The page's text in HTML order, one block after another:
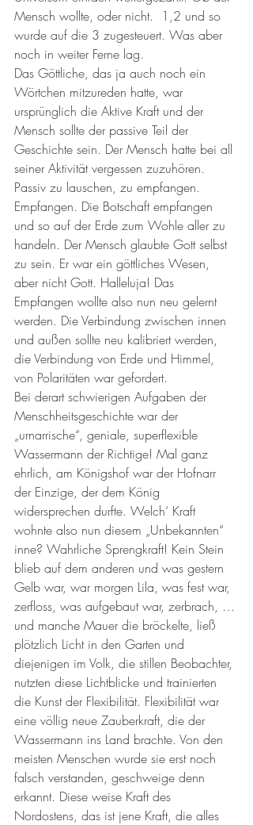
Mensch wollte, oder nicht.  1,2 und so
wurde auf die 3 zugesteuert. Was aber
noch in weiter Ferne lag.
Das Göttliche, das ja auch noch ein
Wörtchen mitzureden hatte, war
ursprünglich die Aktive Kraft und der
Mensch sollte der passive Teil der
Geschichte sein. Der Mensch hatte bei all
seiner Aktivität vergessen zuzuhören.
Passiv zu lauschen, zu empfangen.
Empfangen. Die Botschaft empfangen
und so auf der Erde zum Wohle aller zu
handeln. Der Mensch glaubte Gott selbst
zu sein. Er war ein göttliches Wesen,
aber nicht Gott. Halleluja! Das
Empfangen wollte also nun neu gelernt
werden. Die Verbindung zwischen innen
und außen sollte neu kalibriert werden,
die Verbindung von Erde und Himmel,
von Polaritäten war gefordert.
Bei derart schwierigen Aufgaben der
Menschheitsgeschichte war der
„urnarrische“, geniale, superflexible
Wassermann der Richtige! Mal ganz
ehrlich, am Königshof war der Hofnarr
der Einzige, der dem König
widersprechen durfte. Welch‘ Kraft
wohnte also nun diesem „Unbekannten“
inne? Wahrliche Sprengkraft! Kein Stein
blieb auf dem anderen und was gestern
Gelb war, war morgen Lila, was fest war,
zerfloss, was aufgebaut war, zerbrach, …
und manche Mauer die bröckelte, ließ
plötzlich Licht in den Garten und
diejenigen im Volk, die stillen Beobachter,
nutzten diese Lichtblicke und trainierten
die Kunst der Flexibilität. Flexibilität war
eine völlig neue Zauberkraft, die der
Wassermann ins Land brachte. Von den
meisten Menschen wurde sie erst noch
falsch verstanden, geschweige denn
erkannt. Diese weise Kraft des
Nordostens, das ist jene Kraft, die alles